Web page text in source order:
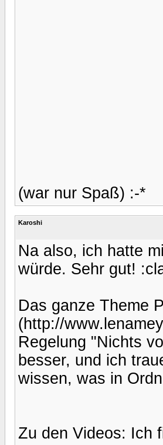
(war nur Spaß) :-*
Karoshi
Na also, ich hatte
würde. Sehr gut!
Das ganze Theme
(http://
Regelung "Nichts
besser, und ich
wissen, was in
Zu den Videos: Ich